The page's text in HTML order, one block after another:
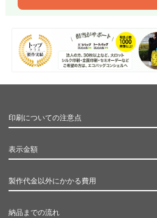
印刷についての注意点
表示金額
製作代金以外にかかる費用
納品までの流れ